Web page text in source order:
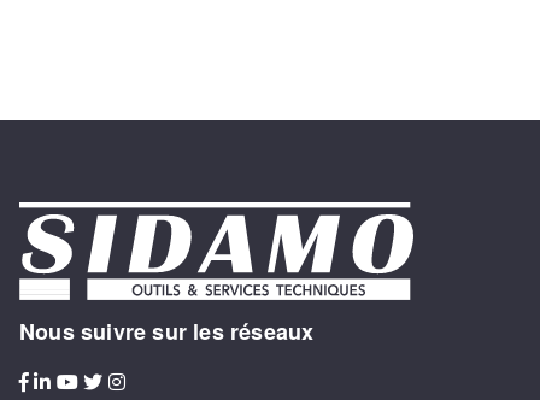
Nous suivre sur les réseaux